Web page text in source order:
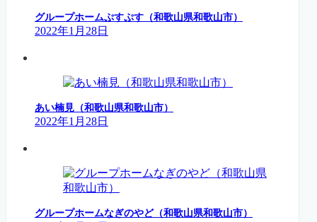
グループホームぷすぷす（和歌山県和歌山市）
2022年1月28日
あい楠見（和歌山県和歌山市）
2022年1月28日
グループホームなぎのやど（和歌山県和歌山市）